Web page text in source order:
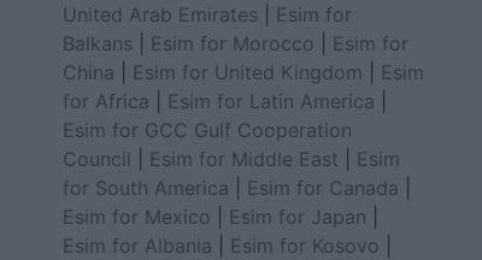
United Arab Emirates
Esim for
Balkans
Esim for Morocco
Esim for
China
Esim for United Kingdom
Esim
for Africa
Esim for Latin America
Esim for GCC Gulf Cooperation
Council
Esim for Middle East
Esim
for South America
Esim for Canada
Esim for Mexico
Esim for Japan
Esim for Albania
Esim for Kosovo